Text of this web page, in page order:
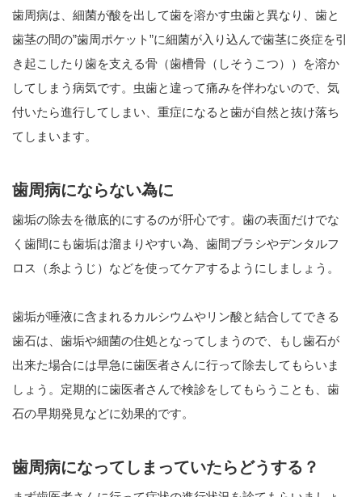
歯周病は、細菌が酸を出して歯を溶かす虫歯と異なり、歯と
歯茎の間の”歯周ポケット”に細菌が入り込んで歯茎に炎症を引
き起こしたり歯を支える骨（歯槽骨（しそうこつ））を溶か
してしまう病気です。虫歯と違って痛みを伴わないので、気
付いたら進行してしまい、重症になると歯が自然と抜け落ち
てしまいます。
歯周病にならない為に
歯垢の除去を徹底的にするのが肝心です。歯の表面だけでな
く歯間にも歯垢は溜まりやすい為、歯間ブラシやデンタルフ
ロス（糸ようじ）などを使ってケアするようにしましょう。
歯垢が唾液に含まれるカルシウムやリン酸と結合してできる
歯石は、歯垢や細菌の住処となってしまうので、もし歯石が
出来た場合には早急に歯医者さんに行って除去してもらいま
しょう。定期的に歯医者さんで検診をしてもらうことも、歯
石の早期発見などに効果的です。
歯周病になってしまっていたらどうする？